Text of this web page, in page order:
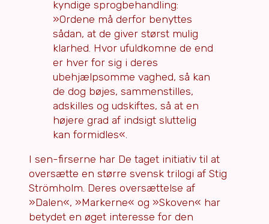
kyndige sprogbehandling:
»Ordene må derfor benyttes
sådan, at de giver størst mulig
klarhed. Hvor ufuldkomne de end
er hver for sig i deres
ubehjælpsomme vaghed, så kan
de dog bøjes, sammenstilles,
adskilles og udskiftes, så at en
højere grad af indsigt sluttelig
kan formidles«.
I sen-firserne har De taget initiativ til at
oversætte en større svensk trilogi af Stig
Strömholm. Deres oversættelse af
»Dalen«, »Markerne« og »Skoven« har
betydet en øget interesse for den